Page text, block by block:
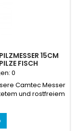
15CM
FISCH
0
Camtec Messer
und rostfreiem